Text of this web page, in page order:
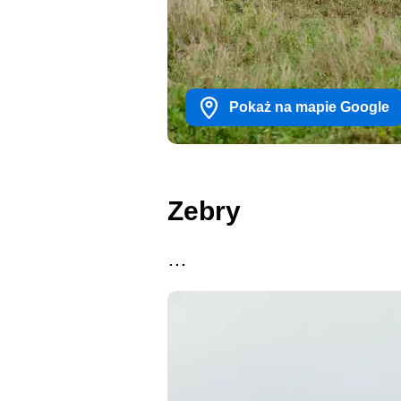
Pokaż na mapie Google
Zebry
…